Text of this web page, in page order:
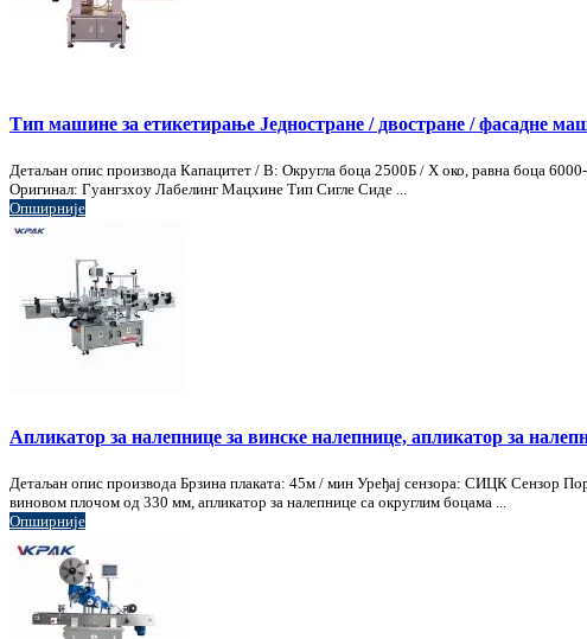
Тип машине за етикетирање Једностране / двостране / фасадне
Детаљан опис производа Капацитет / В: Округла боца 2500Б / Х око, равна боца
Оригинал: Гуангзхоу Лабелинг Мацхине Тип Сигле Сиде ...
Опширније
Апликатор за налепнице за винске налепнице, апликатор за
Детаљан опис производа Брзина плаката: 45м / мин Уређај сензора: СИЦК Сензор
виновом плочом од 330 мм, апликатор за налепнице са округлим боцама ...
Опширније